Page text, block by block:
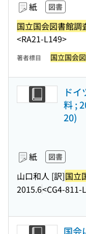
紙 図書
国立国会図書館調
<RA21-L149>
著者標目 国立国会
ド
料 ;
20)
紙 図書
山口和人 [訳]国立
2015.6<CG4-811-
国会